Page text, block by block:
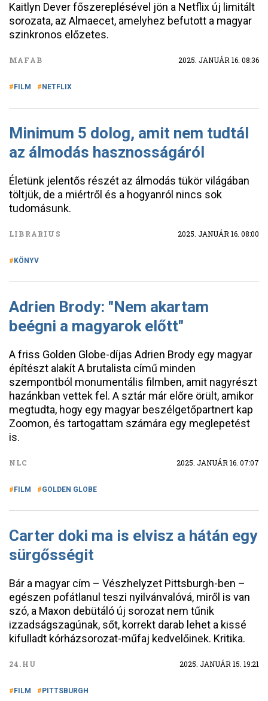
Kaitlyn Dever főszereplésével jön a Netflix új limitált
sorozata, az Almaecet, amelyhez befutott a magyar
szinkronos előzetes.
MAFAB 2025. JANUÁR 16. 08:36
FILM NETFLIX
Minimum 5 dolog, amit nem tudtál
az álmodás hasznosságáról
Életünk jelentős részét az álmodás tükör világában
töltjük, de a miértről és a hogyanról nincs sok
tudomásunk.
LIBRARIUS 2025. JANUÁR 16. 08:00
KÖNYV
Adrien Brody: "Nem akartam
beégni a magyarok előtt"
A friss Golden Globe-díjas Adrien Brody egy magyar
építészt alakít A brutalista című minden
szempontból monumentális filmben, amit nagyrészt
hazánkban vettek fel. A sztár már előre örült, amikor
megtudta, hogy egy magyar beszélgetőpartnert kap
Zoomon, és tartogattam számára egy meglepetést
is.
NLC 2025. JANUÁR 16. 07:07
FILM GOLDEN GLOBE
Carter doki ma is elvisz a hátán egy
sürgősségit
Bár a magyar cím – Vészhelyzet Pittsburgh-ben –
egészen pofátlanul teszi nyilvánvalóvá, miről is van
szó, a Maxon debütáló új sorozat nem tűnik
izzadságszagúnak, sőt, korrekt darab lehet a kissé
kifulladt kórházsorozat-műfaj kedvelőinek. Kritika.
24.HU 2025. JANUÁR 15. 19:21
FILM PITTSBURGH